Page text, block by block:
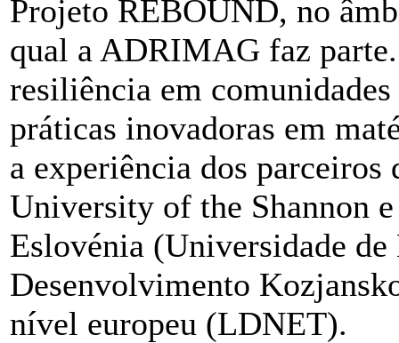
Projeto REBOUND, no
qual a ADRIMAG faz
resiliência em
práticas inovadoras em
a experiência dos
University of the Shannon
Eslovénia (Universidade
Desenvolvimento
nível europeu (LDNET).